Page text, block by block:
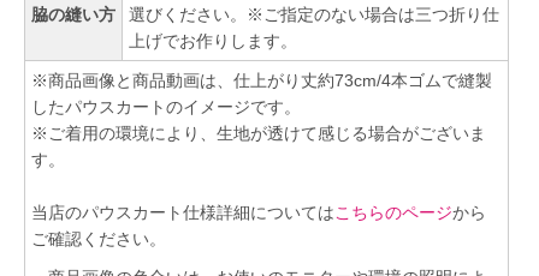
脇の縫い方
選びください。※ご指定のない場合は三つ折り仕
上げでお作りします。
※商品画像と商品動画は、仕上がり丈約73cm/4本ゴムで縫製
したパウスカートのイメージです。
※ご着用の環境により、生地が透けて感じる場合がございま
す。
当店のパウスカート仕様詳細についてはこちらのページから
ご確認ください。